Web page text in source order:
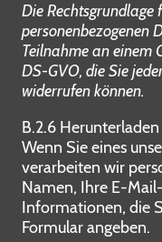
Die Rechtsgrundlage
personenbezogenen
Teilnahme an einem
DS-GVO, die Sie
widerrufen können.
B.2.6
Wenn Sie eines
verarbeiten wir
Namen, Ihre E-
Informationen, die
Formular angeben.